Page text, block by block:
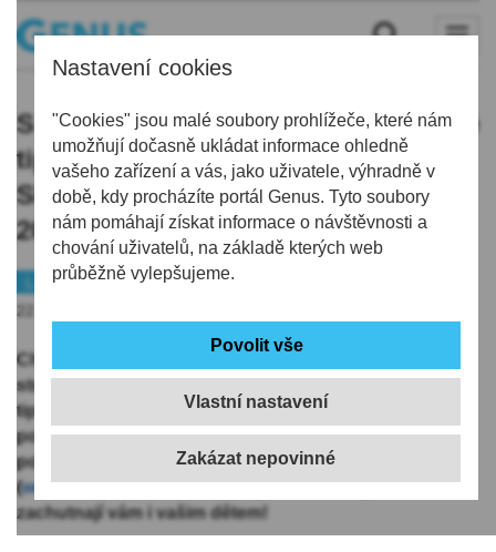
Nastavení cookies
"Cookies" jsou malé soubory prohlížeče, které nám
umožňují dočasně ukládat informace ohledně
vašeho zařízení a vás, jako uživatele, výhradně v
době, kdy procházíte portál Genus. Tyto soubory
nám pomáhají získat informace o návštěvnosti a
chování uživatelů, na základě kterých web
průběžně vylepšujeme.
Vlastní nastavení
S Mravenčí chůvou do Linserky plné
tipů na prázdninové čtení:
Slavnostní zahájení Pročteného léta
2026
Kultura
Liberec
22.06.2026 | 20:02
Chcete zahájit léto příjemným společným odpolednem
stráveným s vašimi dětmi? A odnést si z něj spoustu
tipů na letní prázdninové čtení vašich dětí? Přijďte
poslední červnovou sobotu do Linserky na programy
pořádané čtenářským projektem Mravenčí chůva
(www.mravencichuva.cz). Objevíte tu knihy, které
zachutnají vám i vašim dětem!